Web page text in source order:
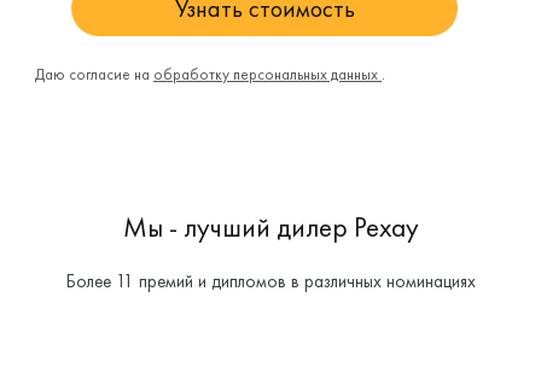
Даю согласие на обработку персональных данных .
Мы - лучший дилер Рехау
Более 11 премий и дипломов в различных номинациях